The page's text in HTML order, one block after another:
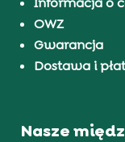
OWZ
Gwarancja
Dostawa i
Nasze